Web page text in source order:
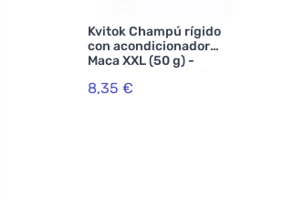
Kvitok Champú rígido
con acondicionador
Maca XXL (50 g) -
estimula el crecimiento
del cabello
8,35 €